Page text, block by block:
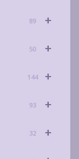
+
89
+
50
+
144
+
93
+
32